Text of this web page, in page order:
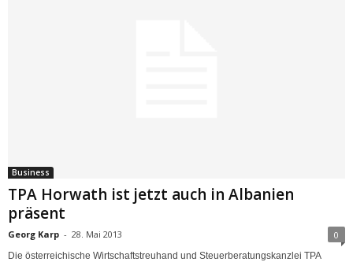
Business
TPA Horwath ist jetzt auch in Albanien
präsent
Georg Karp - 28. Mai 2013 0
Die österreichische Wirtschaftstreuhand und Steuerberatungskanzlei TPA